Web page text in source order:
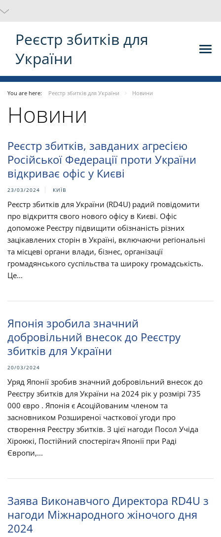
Реєстр збитків для
України
You are here: Реєстр збитків для України Новини
Новини
Реєстр збитків, завданих агресією
Російської Федерації проти України
відкриває офіс у Києві
23/03/2024 КИЇВ
Реєстр збитків для України (RD4U) радий повідомити
про відкриття свого нового офісу в Києві. Офіс
допоможе Реєстру підвищити обізнаність різних
зацікавлених сторін в Україні, включаючи регіональні
та місцеві органи влади, бізнес, організації
громадянського суспільства та широку громадськість.
Це...
Японія зробила значний
добровільний внесок до Реєстру
збитків для України
20/03/2024
Уряд Японії зробив значний добровільний внесок до
Реєстру збитків для України на 2024 рік у розмірі 735
000 євро . Японія є Асоційованим членом та
засновником Розширеної часткової угоди про
створення Реєстру збитків. З цієї нагоди Посол Учіда
Хіроюкі, Постійний спостерігач Японії при Раді
Європи,...
Заява Виконавчого Директора RD4U з
нагоди Міжнародного жіночого дня
2024